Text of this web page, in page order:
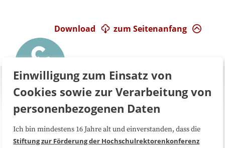
zum Seitenanfang
Download
Über uns FAQ
Einwilligung zum Einsatz von
Cookies sowie zur Verarbeitung von
personenbezogenen Daten
Ich bin mindestens 16 Jahre alt und einverstanden, dass die
Stiftung zur Förderung der Hochschulrektorenkonferenz